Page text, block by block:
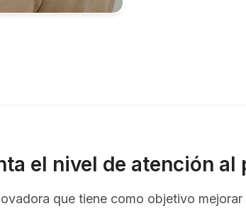
el nivel de atención al
que tiene como objetivo